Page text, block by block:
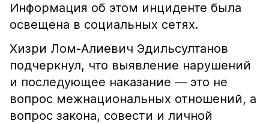
Информация об этом инциденте была
освещена в социальных сетях.
Хизри Лом-Алиевич Эдильсултанов
подчеркнул, что выявление нарушений
и последующее наказание — это не
вопрос межнациональных отношений, а
вопрос закона, совести и личной